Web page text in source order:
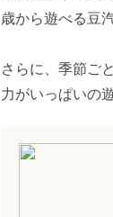
歳から遊べる豆
さらに、季節ご
力がいっぱいの